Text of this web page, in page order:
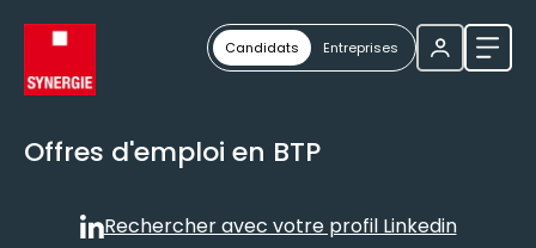
Candidats Entreprises
Offres d'emploi en BTP
Rechercher avec votre
Rechercher avec votre profil Linkedin